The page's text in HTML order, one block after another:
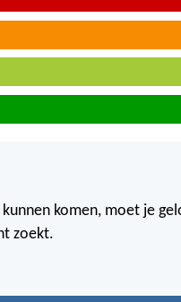
komen, moet je
zoekt.